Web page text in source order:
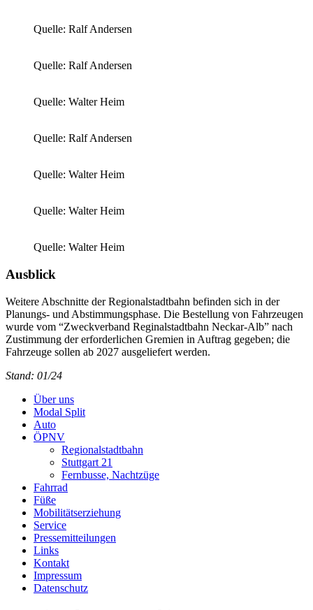
Quelle: Ralf Andersen
Quelle: Ralf Andersen
Quelle: Walter Heim
Quelle: Ralf Andersen
Quelle: Walter Heim
Quelle: Walter Heim
Quelle: Walter Heim
Ausblick
Weitere Abschnitte der Regionalstadtbahn befinden sich in der
Planungs- und Abstimmungsphase. Die Bestellung von Fahrzeugen
wurde vom “Zweckverband Reginalstadtbahn Neckar-Alb” nach
Zustimmung der erforderlichen Gremien in Auftrag gegeben; die
Fahrzeuge sollen ab 2027 ausgeliefert werden.
Stand: 01/24
Über uns
Modal Split
Auto
ÖPNV
Regionalstadtbahn
Stuttgart 21
Fernbusse, Nachtzüge
Fahrrad
Füße
Mobilitätserziehung
Service
Pressemitteilungen
Links
Kontakt
Impressum
Datenschutz